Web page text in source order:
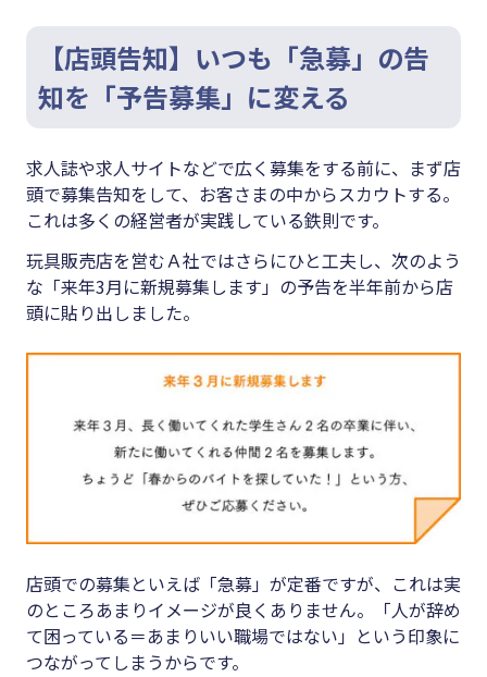
【店頭告知】いつも「急募」の告
知を「予告募集」に変える
求人誌や求人サイトなどで広く募集をする前に、まず店
頭で募集告知をして、お客さまの中からスカウトする。
これは多くの経営者が実践している鉄則です。
玩具販売店を営むＡ社ではさらにひと工夫し、次のよう
な「来年3月に新規募集します」の予告を半年前から店
頭に貼り出しました。
店頭での募集といえば「急募」が定番ですが、これは実
のところあまりイメージが良くありません。「人が辞め
て困っている＝あまりいい職場ではない」という印象に
つながってしまうからです。